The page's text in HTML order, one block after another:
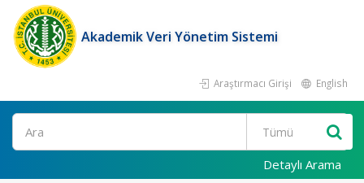
Akademik Veri Yönetim Sistemi
Araştırmacı Girişi English
Ara
Detaylı Arama